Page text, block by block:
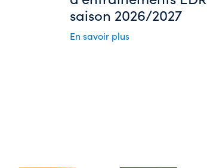
saison 2026/2027
En savoir plus